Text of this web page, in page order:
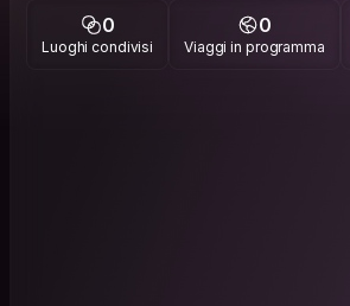
0
Luoghi condivisi
0
Viaggi in programma